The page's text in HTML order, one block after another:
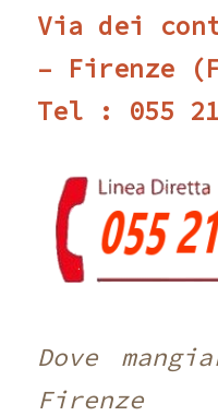
Via dei
– Firenze
Tel : 055
Dove